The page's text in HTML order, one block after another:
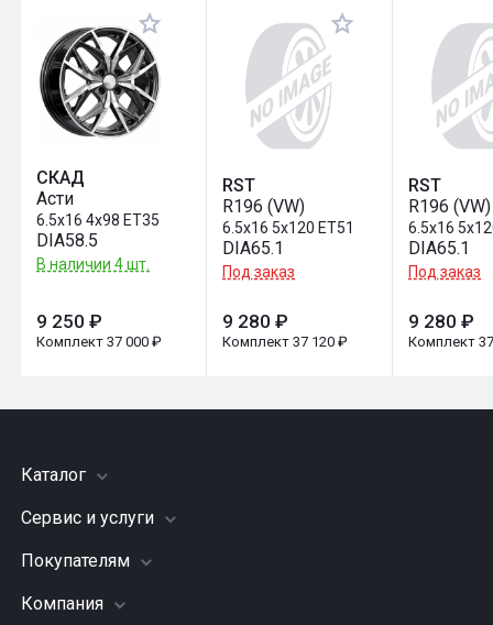
Оставить отзыв
СКАД
Асти
6.5x16 4x98 ET35
DIA58.5
В наличии 4 шт.
9 250 ₽
Комплект 37 000 ₽
RST
R196 (VW)
6.5x16 5x120 ET51
DIA65.1
Под заказ
9 280 ₽
Комплект 37 120 ₽
RST
R196 (VW)
6.5x16
DIA65.1
Под заказ
9 280 ₽
Комплект
Каталог
Шины
Грузовые шины
Диски
Сервис и услуги
Заправка кондиционера
Подвеска (ходовая часть)
Покупателям
Акции
Компания